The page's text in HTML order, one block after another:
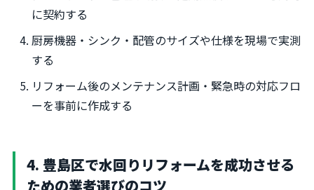
に契約する
厨房機器・シンク・配管のサイズや仕様を現場で実測
する
リフォーム後のメンテナンス計画・緊急時の対応フロ
ーを事前に作成する
4. 豊島区で水回りリフォームを成功させる
ための業者選びのコツ